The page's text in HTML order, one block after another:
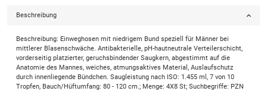
Beschreibung
Beschreibung: Einweghosen mit niedrigem Bund speziell für Männer bei
mittlerer Blasenschwäche. Antibakterielle, pH-hautneutrale Verteilerschicht,
vorderseitig platzierter, geruchsbindender Saugkern, abgestimmt auf die
Anatomie des Mannes, weiches, atmungsaktives Material, Auslaufschutz
durch innenliegende Bündchen. Saugleistung nach ISO: 1.455 ml, 7 von 10
Tropfen, Bauch/Hüftumfang: 80 - 120 cm.; Menge: 4X8 St; Suchbegriffe: PZN